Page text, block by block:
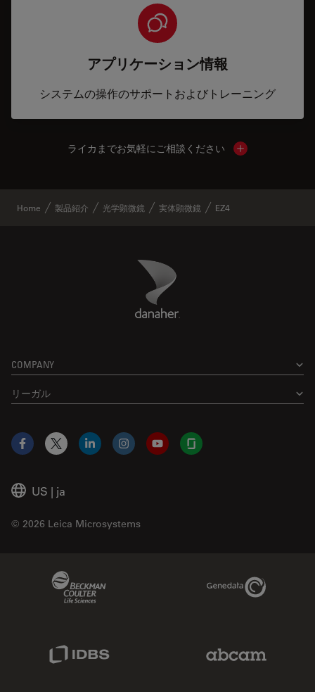
アプリケーション情報
システムの操作のサポートおよびトレーニング
ライカまでお気軽にご相談ください Show local
Home 製品紹介 光学顕微鏡 実体顕微鏡 EZ4
Danaher Logo
COMPANY
リーガル
US | ja
© 2026 Leica Microsystems
Facebook
X LinkedInInstagramYouTubeGlassdoor
Genedata Link